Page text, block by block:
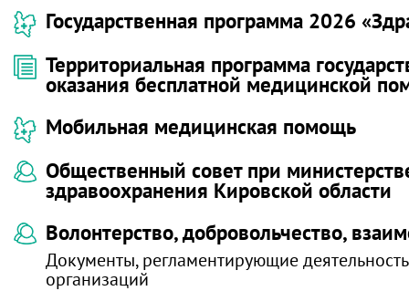
Государственная программа 2026
Территориальная программа
оказания бесплатной медицинской
Мобильная медицинская помощь
Общественный совет при
здравоохранения Кировской области
Волонтерство, добровольчество,
Документы, регламентирующие
организаций